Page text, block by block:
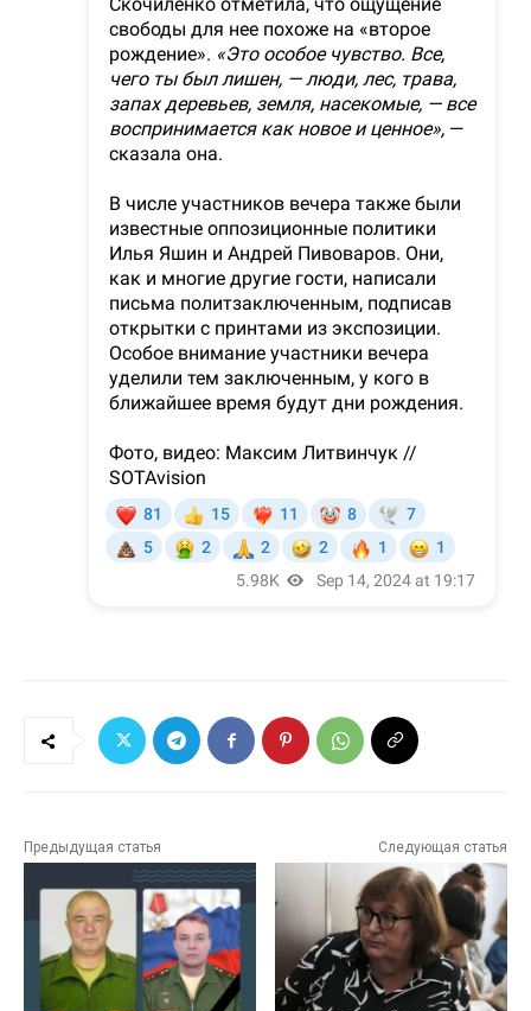
Предыдущая статья Следующая статья